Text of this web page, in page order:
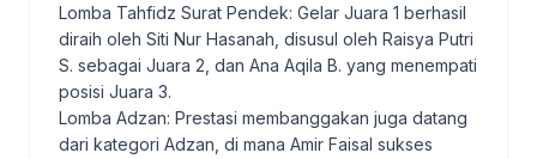
Lomba Tahfidz Surat Pendek: Gelar Juara 1 berhasil
diraih oleh Siti Nur Hasanah, disusul oleh Raisya Putri
S. sebagai Juara 2, dan Ana Aqila B. yang menempati
posisi Juara 3.
Lomba Adzan: Prestasi membanggakan juga datang
dari kategori Adzan, di mana Amir Faisal sukses